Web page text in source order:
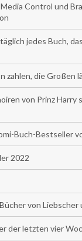
Media Control und
jedes Buch,
zahlen, die Großen
von Prinz Harry
Buch-Bestseller
2022
von Liebscher
der letzten vier